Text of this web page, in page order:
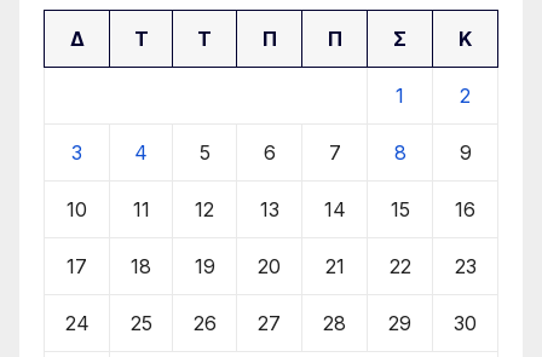
Δ Τ Τ Π Π Σ Κ
1 2
3 4 5 6 7 8 9
10 11 12 13 14 15 16
17 18 19 20 21 22 23
24 25 26 27 28 29 30